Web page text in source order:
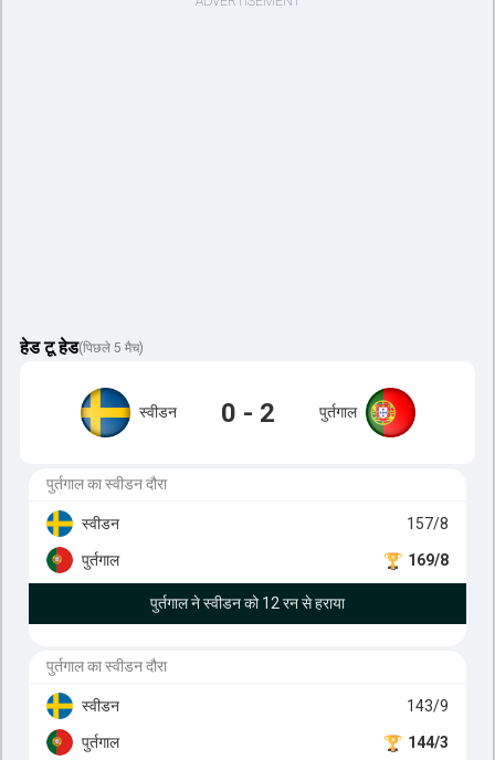
हेड टू हेड(पिछले 5 मैच)
स्वीडन 0 - 2 पुर्तगाल
पुर्तगाल का स्वीडन दौरा
स्वीडन 157/8
पुर्तगाल 169/8
पुर्तगाल ने स्वीडन को 12 रन से हराया
पुर्तगाल का स्वीडन दौरा
स्वीडन 143/9
पुर्तगाल 144/3